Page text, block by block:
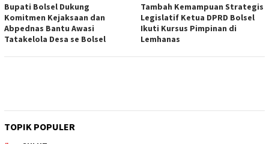
Bupati Bolsel Dukung
Komitmen Kejaksaan dan
Abpednas Bantu Awasi
Tatakelola Desa se Bolsel
Tambah Kemampuan Strategis
Legislatif Ketua DPRD Bolsel
Ikuti Kursus Pimpinan di
Lemhanas
TOPIK POPULER